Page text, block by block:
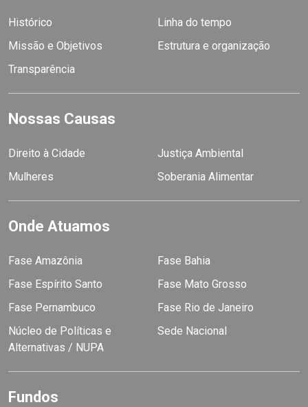
Histórico
Linha do tempo
Missão e Objetivos
Estrutura e organização
Transparência
Nossas Causas
Direito à Cidade
Justiça Ambiental
Mulheres
Soberania Alimentar
Onde Atuamos
Fase Amazônia
Fase Bahia
Fase Espírito Santo
Fase Mato Grosso
Fase Pernambuco
Fase Rio de Janeiro
Núcleo de Políticas e
Alternativas / NUPA
Sede Nacional
Fundos